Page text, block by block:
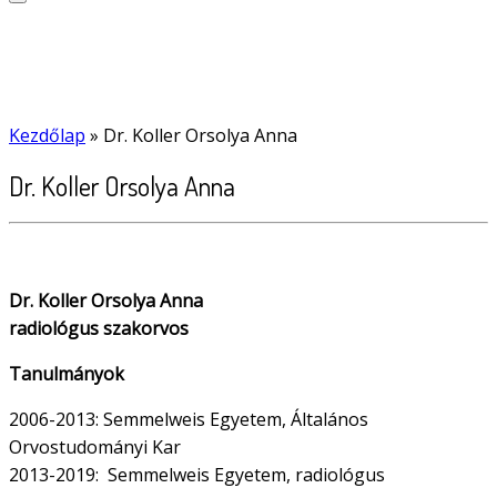
Kezdőlap » Dr. Koller Orsolya Anna
Dr. Koller Orsolya Anna
Dr. Koller Orsolya Anna
radiológus szakorvos
Tanulmányok
2006-2013: Semmelweis Egyetem, Általános
Orvostudományi Kar
2013-2019: Semmelweis Egyetem, radiológus